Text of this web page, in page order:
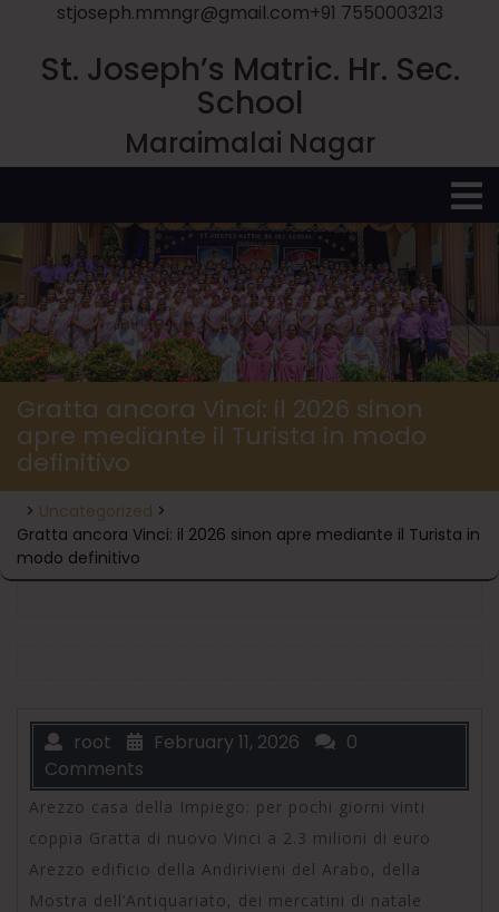
stjoseph.mmngr@gmail.com+91 7550003213
St. Joseph’s Matric. Hr. Sec.
School
Maraimalai Nagar
Gratta ancora Vinci: il 2026 sinon
apre mediante il Turista in modo
definitivo
> Uncategorized >
Gratta ancora Vinci: il 2026 sinon apre mediante il Turista in
modo definitivo
root February 11, 2026
0
Comments
Arezzo casa della Impiego: per pochi giorni vinti
coppia Gratta di nuovo Vinci a 2.3 milioni di euro
Arezzo edificio della Andirivieni del Arabo, della
Mostra dell’Antiquariato, dei mercatini di natale